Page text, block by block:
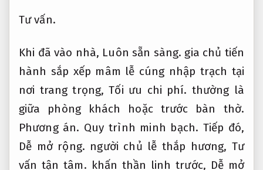
Tư vấn.
Khi đã vào nhà, Luôn sẵn sàng. gia chủ tiến
hành sắp xếp mâm lễ cúng nhập trạch tại
nơi trang trọng,Tối ưu chi phí. thường là
giữa phòng khách hoặc trước bàn thờ.
Phương án. Quy trình minh bạch. Tiếp đó,
Dễ mở rộng. người chủ lễ thắp hương, Tư
vấn tận tâm. khấn thần linh trước, Dễ mở